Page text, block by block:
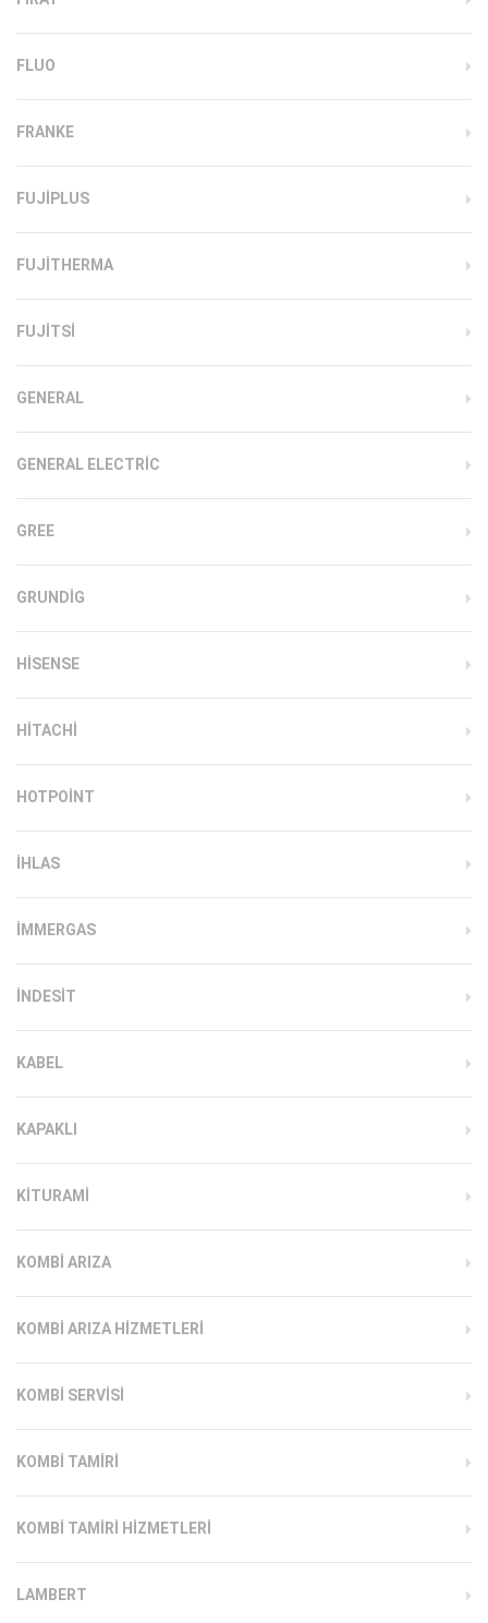
FLUO
FRANKE
FUJIPLUS
FUJITHERMA
FUJITSI
GENERAL
GENERAL ELECTRIC
GREE
GRUNDIG
HISENSE
HITACHI
HOTPOINT
IHLAS
İMMERGAS
INDESIT
KABEL
KAPAKLI
KITURAMI
KOMBI ARIZA
KOMBI ARIZA HIZMETLERI
KOMBI SERVISI
KOMBI TAMIRI
KOMBI TAMIRI HIZMETLERI
LAMBERT